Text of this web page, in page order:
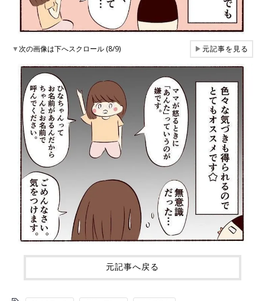
▼次の画像は下へスクロール (8/9) ▶元記事を見る
元記事へ戻る